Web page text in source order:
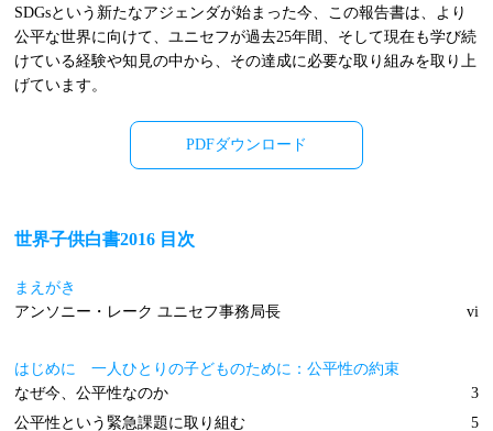
SDGsという新たなアジェンダが始まった今、この報告書は、より
公平な世界に向けて、ユニセフが過去25年間、そして現在も学び続
けている経験や知見の中から、その達成に必要な取り組みを取り上
げています。
PDFダウンロード
世界子供白書2016 目次
まえがき
アンソニー・レーク ユニセフ事務局長
vi
はじめに 一人ひとりの子どものために：公平性の約束
なぜ今、公平性なのか
3
公平性という緊急課題に取り組む
5